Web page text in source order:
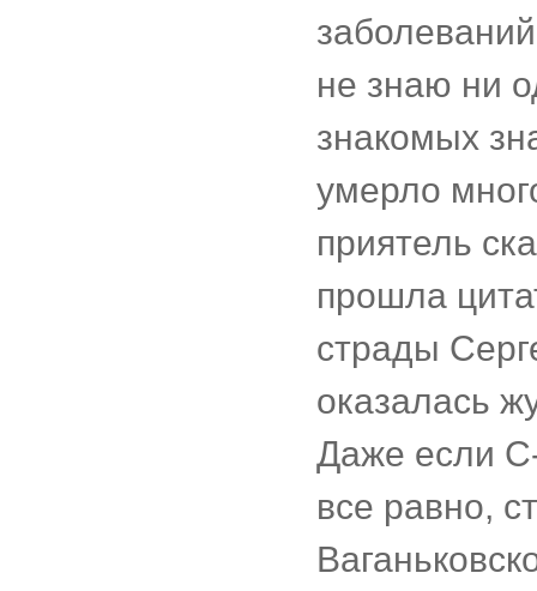
не знаю ни
знакомых
умерло
приятель
прошла
страды
оказалась
Даже если
все равно,